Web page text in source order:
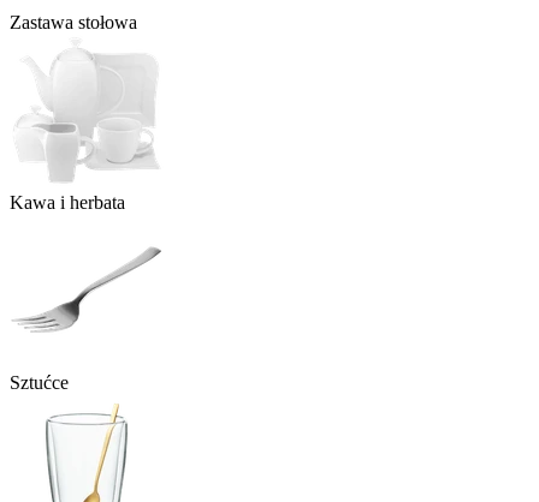
Zastawa stołowa
Kawa i herbata
Sztućce